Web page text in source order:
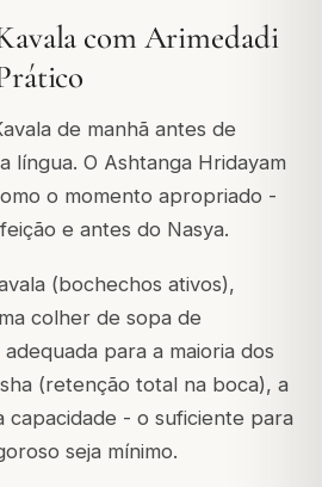
com Arimedadi
de manhã antes de
língua. O Ashtanga Hridayam
o momento apropriado -
e antes do Nasya.
(bochechos ativos),
colher de sopa de
adequada para a maioria dos
(retenção total na boca), a
capacidade - o suficiente para
seja mínimo.